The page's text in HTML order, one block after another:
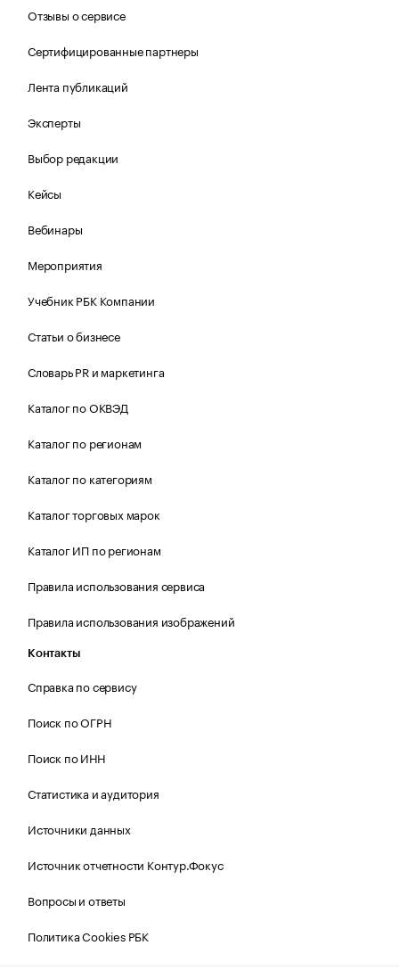
Отзывы о сервисе
Сертифицированные партнеры
Лента публикаций
Эксперты
Выбор редакции
Кейсы
Вебинары
Мероприятия
Учебник РБК Компании
Статьи о бизнесе
Словарь PR и маркетинга
Каталог по ОКВЭД
Каталог по регионам
Каталог по категориям
Каталог торговых марок
Каталог ИП по регионам
Правила использования сервиса
Правила использования изображений
Контакты
Справка по сервису
Поиск по ОГРН
Поиск по ИНН
Статистика и аудитория
Источники данных
Источник отчетности Контур.Фокус
Вопросы и ответы
Политика Cookies РБК